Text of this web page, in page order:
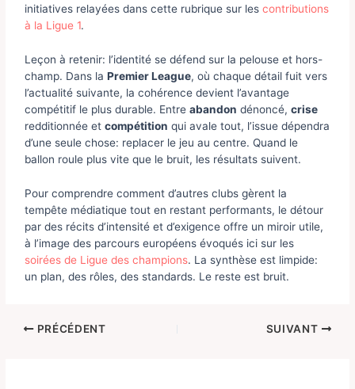
initiatives relayées dans cette rubrique sur lescontributions
à la Ligue 1.
Leçon à retenir: l’identité se défend sur la pelouse et hors-
champ. Dans laPremier League, où chaque détail fuit vers
l’actualité suivante, la cohérence devient l’avantage
compétitif le plus durable. Entreabandon dénoncé,crise
redditionnée etcompétition qui avale tout, l’issue dépendra
d’une seule chose: replacer le jeu au centre. Quand le
ballon roule plus vite que le bruit, les résultats suivent.
Pour comprendre comment d’autres clubs gèrent la
tempête médiatique tout en restant performants, le détour
par des récits d’intensité et d’exigence offre un miroir utile,
à l’image des parcours européens évoqués ici sur les
soirées de Ligue des champions. La synthèse est limpide:
un plan, des rôles, des standards. Le reste est bruit.
PRÉCÉDENT SUIVANT